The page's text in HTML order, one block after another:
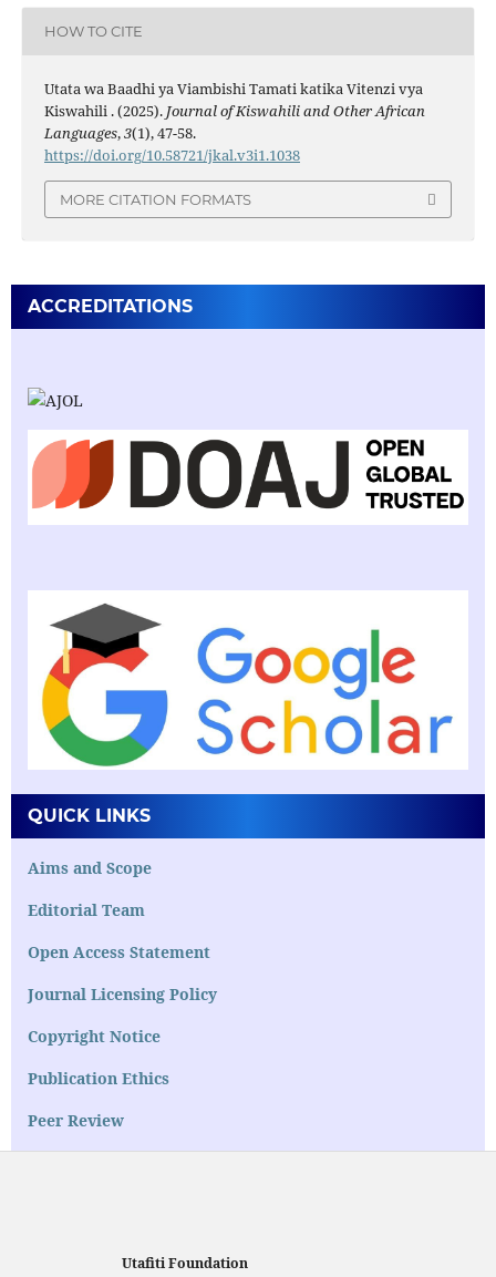
HOW TO CITE
Utata wa Baadhi ya Viambishi Tamati katika Vitenzi vya
Kiswahili . (2025). Journal of Kiswahili and Other African
Languages,3(1), 47-58.
https://doi.org/10.58721/jkal.v3i1.1038
MORE CITATION FORMATS
ACCREDITATIONS
QUICK LINKS
Aims and Scope
Editorial Team
Open Access Statement
Journal Licensing Policy
Copyright Notice
Publication Ethics
Peer Review
Utafiti Foundation